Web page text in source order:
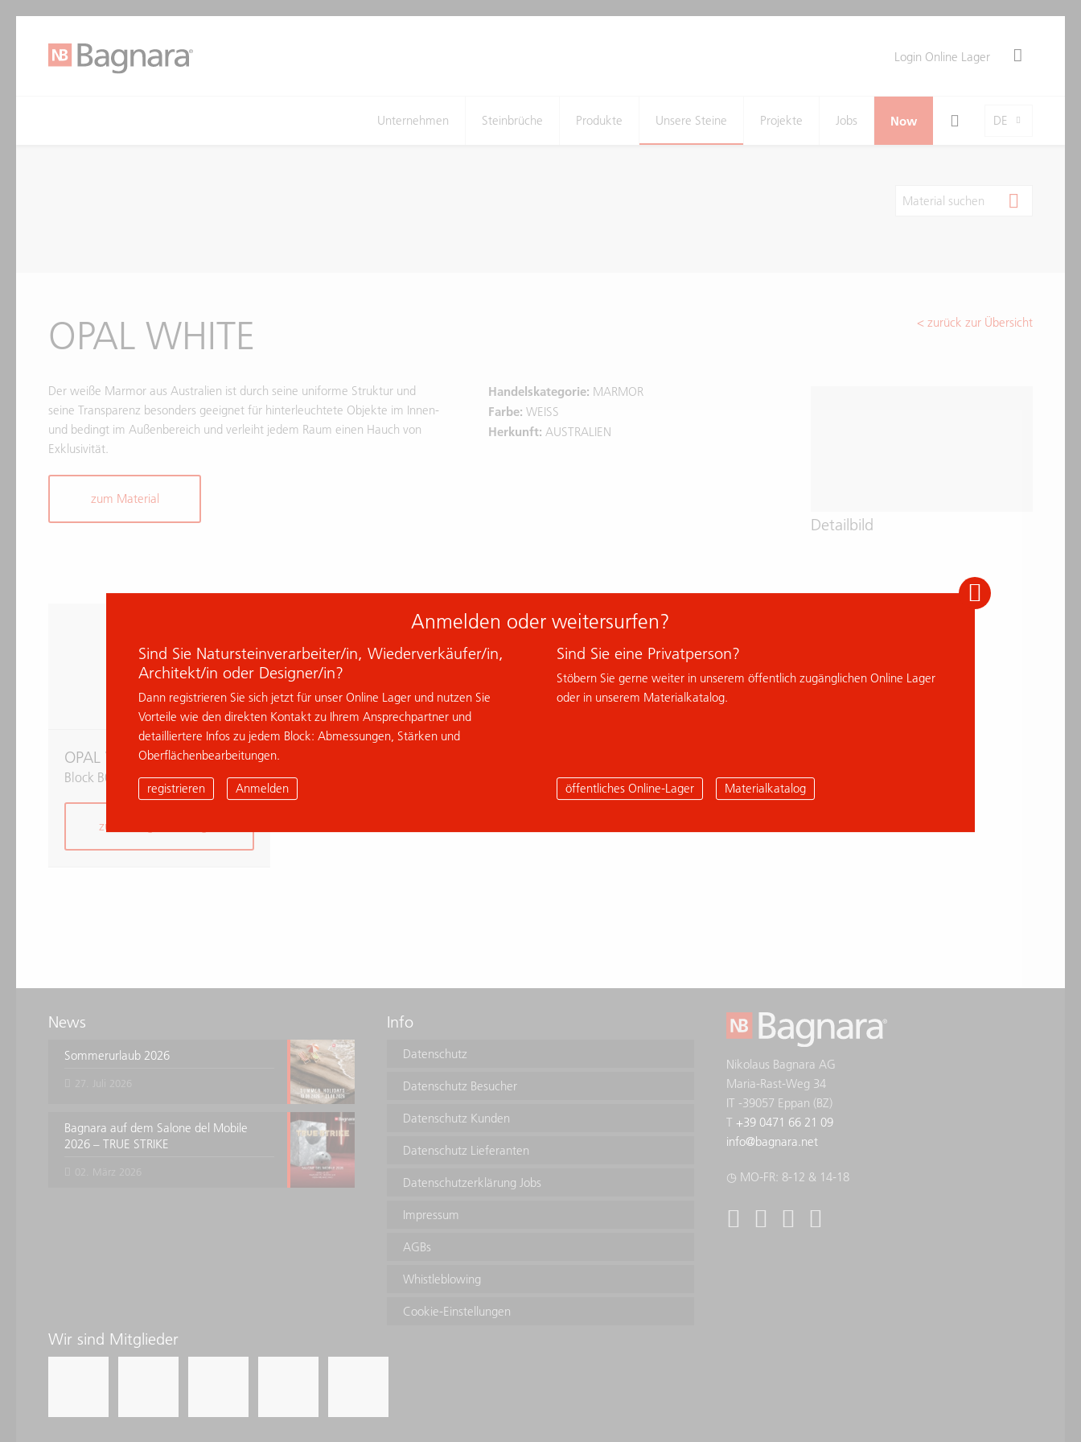
Login Online Lager
DE
Search Toggle
Unternehmen
Steinbrüche Produkte Unsere Steine Projekte Jobs Now
Material suchen
< zurück zur Übersicht
OPAL WHITE
Der weiße Marmor aus Australien ist durch seine uniforme Struktur und
seine Transparenz besonders geeignet für hinterleuchtete Objekte im Innen-
und bedingt im Außenbereich und verleiht jedem Raum einen Hauch von
Exklusivität.
zum Material
Handelskategorie: MARMOR
Farbe: WEISS
Herkunft: AUSTRALIEN
Detailbild
OPAL WHITE
Block B027164/A
zur Anfrage hinzufügen
News
Sommerurlaub 2026
Bagnara auf dem Salone del Mobile
2026 – TRUE STRIKE
Info
Datenschutz
Datenschutz Besucher
Datenschutz Kunden
Datenschutz Lieferanten
Datenschutzerklärung Jobs
Impressum
AGBs
Whistleblowing
Cookie-Einstellungen
Nikolaus Bagnara AG
Maria-Rast-Weg 34
IT -39057 Eppan (BZ)
T +39 0471 66 21 09
info@bagnara.net
◷ MO-FR: 8-12 & 14-18
Wir sind Mitglieder
Anmelden oder weitersurfen?
Sind Sie Natursteinverarbeiter/in, Wiederverkäufer/in,
Architekt/in oder Designer/in?
Dann registrieren Sie sich jetzt für unser Online Lager und nutzen Sie
Vorteile wie den direkten Kontakt zu Ihrem Ansprechpartner und
detailliertere Infos zu jedem Block: Abmessungen, Stärken und
Oberflächenbearbeitungen.
Sind Sie eine Privatperson?
Stöbern Sie gerne weiter in unserem öffentlich zugänglichen Online Lager
oder in unserem Materialkatalog.
registrieren Anmelden öffentliches Online-Lager Materialkatalog